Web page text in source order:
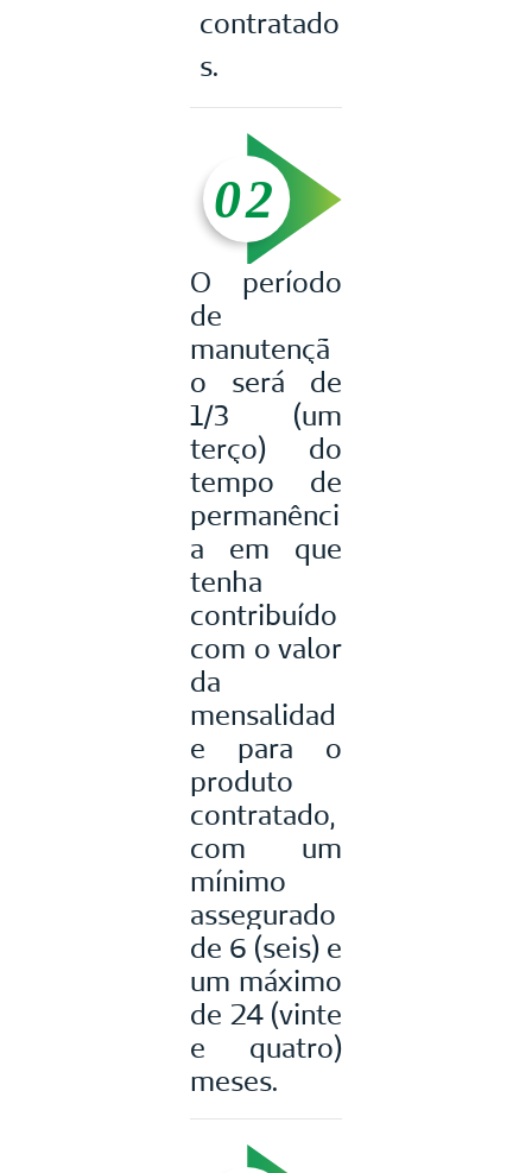
contratado
s.
O período
de
manutençã
o será de
1/3 (um
terço) do
tempo de
permanênci
a em que
tenha
contribuído
com o valor
da
mensalidad
e para o
produto
contratado,
com um
mínimo
assegurado
de 6 (seis) e
um máximo
de 24 (vinte
e quatro)
meses.